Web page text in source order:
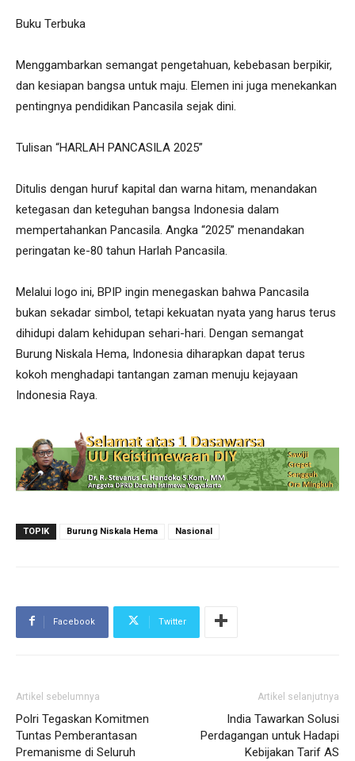
Buku Terbuka
Menggambarkan semangat pengetahuan, kebebasan berpikir,
dan kesiapan bangsa untuk maju. Elemen ini juga menekankan
pentingnya pendidikan Pancasila sejak dini.
Tulisan “HARLAH PANCASILA 2025”
Ditulis dengan huruf kapital dan warna hitam, menandakan
ketegasan dan keteguhan bangsa Indonesia dalam
mempertahankan Pancasila. Angka “2025” menandakan
peringatan ke-80 tahun Harlah Pancasila.
Melalui logo ini, BPIP ingin menegaskan bahwa Pancasila
bukan sekadar simbol, tetapi kekuatan nyata yang harus terus
dihidupi dalam kehidupan sehari-hari. Dengan semangat
Burung Niskala Hema, Indonesia diharapkan dapat terus
kokoh menghadapi tantangan zaman menuju kejayaan
Indonesia Raya.
TOPIK Burung Niskala Hema Nasional
Facebook Twitter
Artikel sebelumnya
Polri Tegaskan Komitmen
Tuntas Pemberantasan
Premanisme di Seluruh
Artikel selanjutnya
India Tawarkan Solusi
Perdagangan untuk Hadapi
Kebijakan Tarif AS